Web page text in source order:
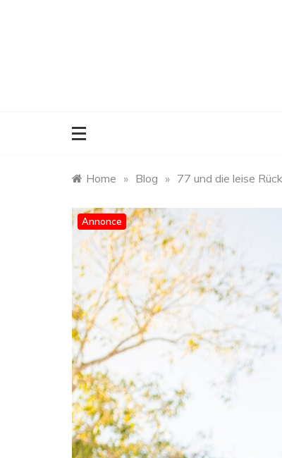
Home » Blog » 77 und die leise
Annonce